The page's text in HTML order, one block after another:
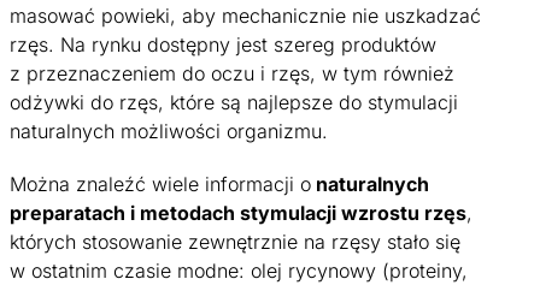
masować powieki, aby mechanicznie nie uszkadzać
rzęs. Na rynku dostępny jest szereg produktów
z przeznaczeniem do oczu i rzęs, w tym również
odżywki do rzęs, które są najlepsze do stymulacji
naturalnych możliwości organizmu.
Można znaleźć wiele informacji o naturalnych
preparatach i metodach stymulacji wzrostu rzęs,
których stosowanie zewnętrznie na rzęsy stało się
w ostatnim czasie modne: olej rycynowy (proteiny,